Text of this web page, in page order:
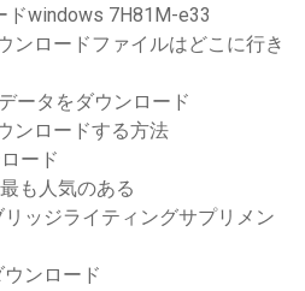
ドwindows 7H81M-e33
ンロードファイルはどこに行き
ータをダウンロード
ンロードする方法
ード
も人気のある
ッジライティングサプリメン
ンロード